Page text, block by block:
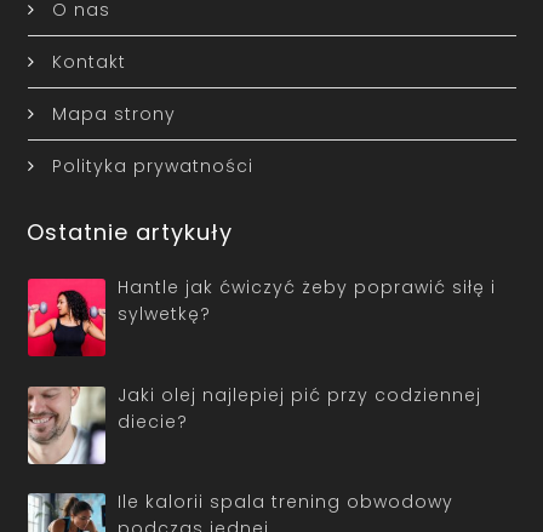
O nas
Kontakt
Mapa strony
Polityka prywatności
Ostatnie artykuły
Hantle jak ćwiczyć żeby poprawić siłę i
sylwetkę?
Jaki olej najlepiej pić przy codziennej
diecie?
Ile kalorii spala trening obwodowy